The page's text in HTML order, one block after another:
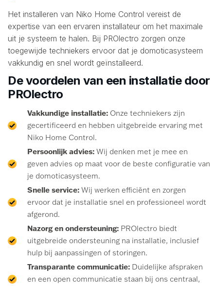
Het installeren van Niko Home Control vereist de
expertise van een ervaren installateur om het maximale
uit je systeem te halen. Bij PROlectro zorgen onze
toegewijde techniekers ervoor dat je domoticasysteem
vakkundig en snel wordt geïnstalleerd.
De voordelen van een installatie door
PROlectro
Vakkundige installatie: Onze techniekers zijn
gecertificeerd en hebben uitgebreide ervaring met
Niko Home Control.
Persoonlijk advies: Wij denken met je mee en
geven advies op maat voor de beste configuratie van
je domoticasysteem.
Snelle service: Wij werken efficiënt en zorgen
ervoor dat je installatie snel en professioneel wordt
afgerond.
Nazorg en ondersteuning: PROlectro biedt
uitgebreide ondersteuning na installatie, inclusief
hulp bij aanpassingen of storingen.
Transparante communicatie: Duidelijke afspraken
en een open communicatie staan bij ons centraal,